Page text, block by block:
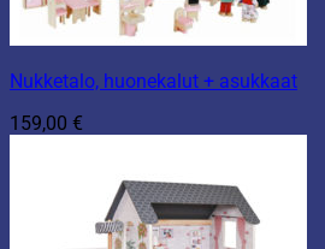
Nukketalo, huonekalut + asukkaat
159,00 €